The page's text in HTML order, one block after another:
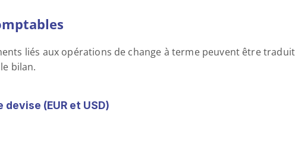
liés aux opérations de change à terme peuvent être
bilan.
(EUR et USD)